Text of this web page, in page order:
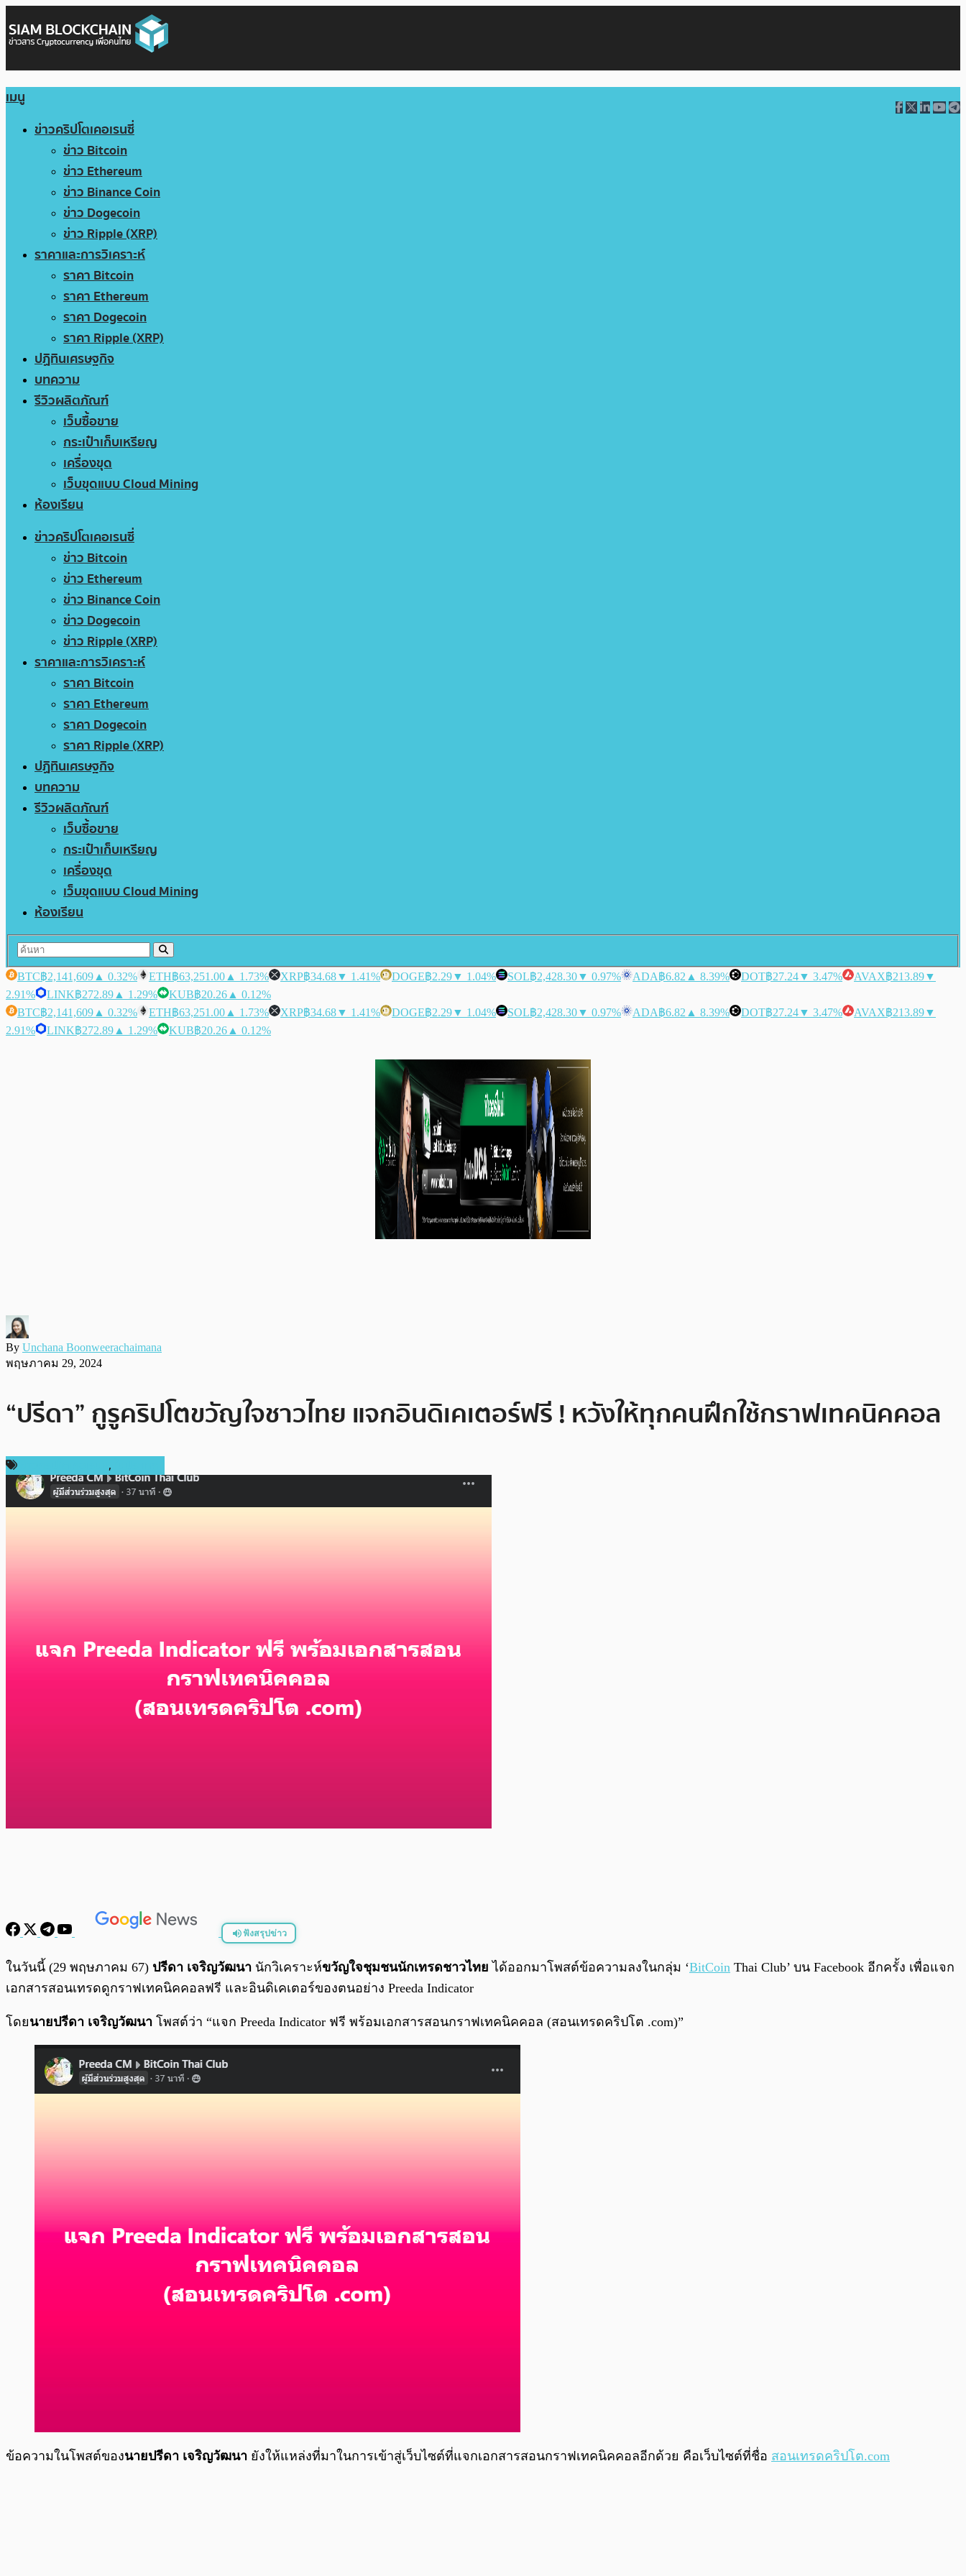
เมนู
ข่าวคริปโตเคอเรนซี่
ข่าว Bitcoin
ข่าว Ethereum
ข่าว Binance Coin
ข่าว Dogecoin
ข่าว Ripple (XRP)
ราคาและการวิเคราะห์
ราคา Bitcoin
ราคา Ethereum
ราคา Dogecoin
ราคา Ripple (XRP)
ปฏิทินเศรษฐกิจ
บทความ
รีวิวผลิตภัณฑ์
เว็บซื้อขาย
กระเป๋าเก็บเหรียญ
เครื่องขุด
เว็บขุดแบบ Cloud Mining
ห้องเรียน
ข่าวคริปโตเคอเรนซี่
ข่าว Bitcoin
ข่าว Ethereum
ข่าว Binance Coin
ข่าว Dogecoin
ข่าว Ripple (XRP)
ราคาและการวิเคราะห์
ราคา Bitcoin
ราคา Ethereum
ราคา Dogecoin
ราคา Ripple (XRP)
ปฏิทินเศรษฐกิจ
บทความ
รีวิวผลิตภัณฑ์
เว็บซื้อขาย
กระเป๋าเก็บเหรียญ
เครื่องขุด
เว็บขุดแบบ Cloud Mining
ห้องเรียน
BTC฿2,141,609 ▲ 0.32% ETH฿63,251.00 ▲ 1.73% XRP฿34.68▼ 1.41% DOGE฿2.29▼ 1.04% SOL฿2,428.30▼ 0.97% ADA฿6.82 ▲ 8.39% DOT฿27.24▼ 3.47% AVAX฿213.89▼
2.91%
LINK฿272.89 ▲ 1.29% KUB฿20.26 ▲ 0.12%
BTC฿2,141,609 ▲ 0.32% ETH฿63,251.00 ▲ 1.73% XRP฿34.68▼ 1.41% DOGE฿2.29▼ 1.04% SOL฿2,428.30▼ 0.97% ADA฿6.82 ▲ 8.39% DOT฿27.24▼ 3.47% AVAX฿213.89▼
2.91%
LINK฿272.89 ▲ 1.29% KUB฿20.26 ▲ 0.12%
By Unchana Boonweerachaimana
พฤษภาคม 29, 2024
“ปรีดา” กูรูคริปโตขวัญใจชาวไทย แจกอินดิเคเตอร์ฟรี ! หวังให้ทุกคนฝึกใช้กราฟเทคนิคคอล
,
ฟังสรุปข่าว
พร้อมเล่น 0:00 0:00
ในวันนี้ (29 พฤษภาคม 67) ปรีดา เจริญวัฒนา นักวิเคราะห์ขวัญใจชุมชนนักเทรดชาวไทย ได้ออกมาโพสต์ข้อความลงในกลุ่ม ‘BitCoin Thai Club’ บน Facebook อีกครั้ง เพื่อแจก
เอกสารสอนเทรดดูกราฟเทคนิคคอลฟรี และอินดิเคเตอร์ของตนอย่าง Preeda Indicator
โดยนายปรีดา เจริญวัฒนา โพสต์ว่า “แจก Preeda Indicator ฟรี พร้อมเอกสารสอนกราฟเทคนิคคอล (สอนเทรดคริปโต .com)”
ข้อความในโพสต์ของนายปรีดา เจริญวัฒนา ยังให้แหล่งที่มาในการเข้าสู่เว็บไซต์ที่แจกเอกสารสอนกราฟเทคนิคคอลอีกด้วย คือเว็บไซต์ที่ชื่อ สอนเทรดคริปโต.com